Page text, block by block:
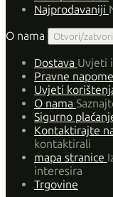
Najprodavaniji
O nama
Otvori/
Dostava Uvjeti
Pravne
Uvjeti
O nama
Sigurno
Kontaktirajte
kontaktirali
mapa stranice
interesira
Trgovine